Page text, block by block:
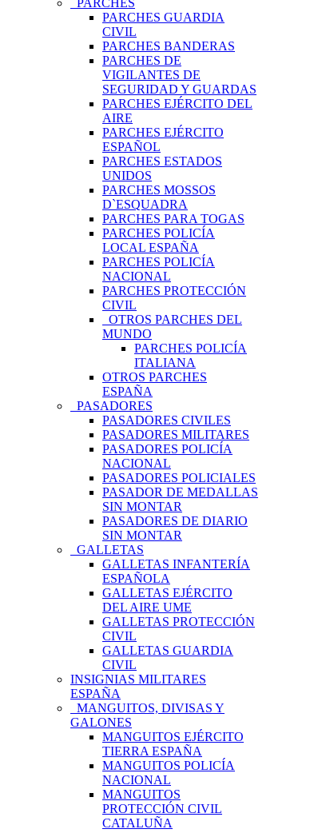
PARCHES
PARCHES GUARDIA
CIVIL
PARCHES BANDERAS
PARCHES DE
VIGILANTES DE
SEGURIDAD Y GUARDAS
PARCHES EJÉRCITO DEL
AIRE
PARCHES EJÉRCITO
ESPAÑOL
PARCHES ESTADOS
UNIDOS
PARCHES MOSSOS
D`ESQUADRA
PARCHES PARA TOGAS
PARCHES POLICÍA
LOCAL ESPAÑA
PARCHES POLICÍA
NACIONAL
PARCHES PROTECCIÓN
CIVIL
OTROS PARCHES DEL
MUNDO
PARCHES POLICÍA
ITALIANA
OTROS PARCHES
ESPAÑA
PASADORES
PASADORES CIVILES
PASADORES MILITARES
PASADORES POLICÍA
NACIONAL
PASADORES POLICIALES
PASADOR DE MEDALLAS
SIN MONTAR
PASADORES DE DIARIO
SIN MONTAR
GALLETAS
GALLETAS INFANTERÍA
ESPAÑOLA
GALLETAS EJÉRCITO
DEL AIRE UME
GALLETAS PROTECCIÓN
CIVIL
GALLETAS GUARDIA
CIVIL
INSIGNIAS MILITARES
ESPAÑA
MANGUITOS, DIVISAS Y
GALONES
MANGUITOS EJÉRCITO
TIERRA ESPAÑA
MANGUITOS POLICÍA
NACIONAL
MANGUITOS
PROTECCIÓN CIVIL
CATALUÑA